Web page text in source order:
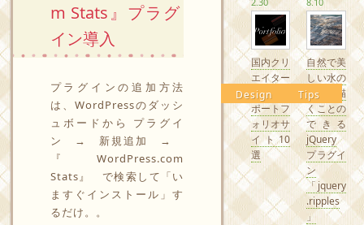
m Stats』プラグ
イン導入
プラグインの追加方法
は、WordPressのダッシ
ュボードから プラグイ
ン → 新規追加 →
『WordPress.com
Stats』 で検索して「い
ますぐインストール」す
るだけ。。
Design
国内クリ
エイター
の素敵な
ポートフ
ォリオサ
イト10
選
Tips
自然で美
しい水の
波紋を描
くことの
できる
jQuery
プラグイ
ン
「jquery
.ripples
」